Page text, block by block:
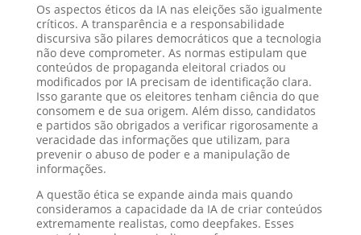
Os aspectos éticos da IA nas eleições são igualmente
críticos. A transparência e a responsabilidade
discursiva são pilares democráticos que a tecnologia
não deve comprometer. As normas estipulam que
conteúdos de propaganda eleitoral criados ou
modificados por IA precisam de identificação clara.
Isso garante que os eleitores tenham ciência do que
consomem e de sua origem. Além disso, candidatos
e partidos são obrigados a verificar rigorosamente a
veracidade das informações que utilizam, para
prevenir o abuso de poder e a manipulação de
informações.
A questão ética se expande ainda mais quando
consideramos a capacidade da IA de criar conteúdos
extremamente realistas, como deepfakes. Esses